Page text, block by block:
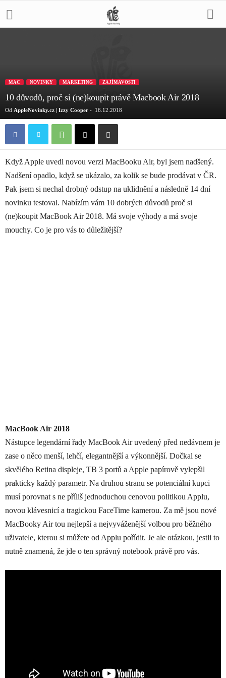
MAC NOVINKY MARKETING ZAJÍMAVOSTI
10 důvodů, proč si (ne)koupit právě Macbook Air 2018
Od AppleNovinky.cz | Izzy Cooper - 16.12.2018
Když Apple uvedl novou verzi MacBooku Air, byl jsem nadšený.
Nadšení opadlo, když se ukázalo, za kolik se bude prodávat v ČR.
Pak jsem si nechal drobný odstup na uklidnění a následně 14 dní
novinku testoval. Nabízím vám 10 dobrých důvodů proč si
(ne)koupit MacBook Air 2018. Má svoje výhody a má svoje
mouchy. Co je pro vás to důležitější?
MacBook Air 2018
Nástupce legendární řady MacBook Air uvedený před nedávnem je
zase o něco menší, lehčí, elegantnější a výkonnější. Dočkal se
skvělého Retina displeje, TB 3 portů a Apple papírově vylepšil
prakticky každý parametr. Na druhou stranu se potenciální kupci
musí porovnat s ne příliš jednoduchou cenovou politikou Applu,
novou klávesnicí a tragickou FaceTime kamerou. Za mě jsou nové
MacBooky Air tou nejlepší a nejvyváženější volbou pro běžného
uživatele, kterou si můžete od Applu pořídit. Je ale otázkou, jestli to
nutně znamená, že jde o ten správný notebook právě pro vás.